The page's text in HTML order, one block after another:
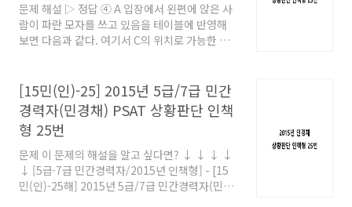
문제 해설 ▷ 정답 ④ A 입장에서 왼편에 앉은 사
람이 파란 모자를 쓰고 있음을 테이블에 반영해
보면 다음과 같다. 여기서 C의 위치로 가능한 것
저 ① C가 파란 모자를 쓰고 있는 상황을 구해보
면 다음과 같다. 여기서 D의 위치를 고려해보면,
D가 만약 빨간 모자 자리에 간다면 나머지 아래
쪽 자리는 B가 된다. 그러나 A와 B가 모두 여자
인데 노란 모자와 초록 모자를 나눠 쓰게 되면서
모순이 발생한다. 따라서 D는 아래쪽 자리로 갈
수밖에 없다. 그러면 B가 빨간 모자를 쓰게 되고,
B 왼편자리인 A는 초록 모자를 쓰지 않으므로 노
[15민(인)-25] 2015년 5급/7급 민간
경력자(민경채) PSAT 상황판단 인책
형 25번
문제 이 문제의 해설을 알고 싶다면? ↓ ↓ ↓ ↓
↓ [5급·7급 민간경력자/2015년 인책형] - [15
민(인)-25해] 2015년 5급/7급 민간경력자(민경